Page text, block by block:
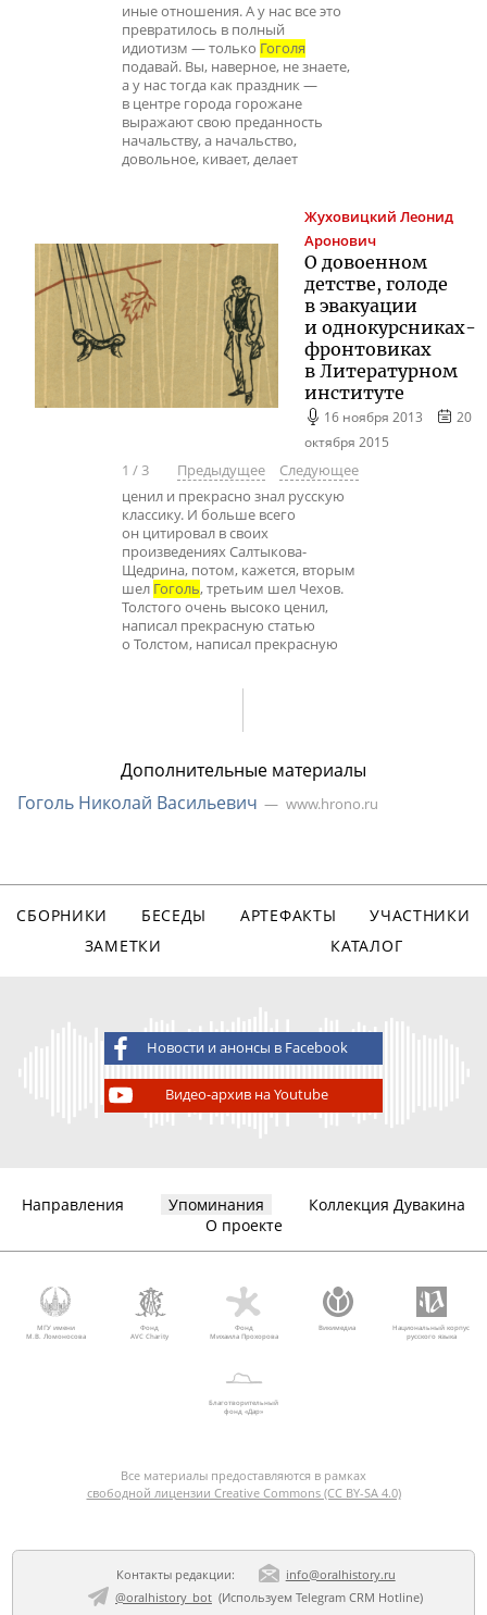
иные отношения. А у нас все это
превратилось в полный
идиотизм — только Гоголя
подавай. Вы, наверное, не знаете,
а у нас тогда как праздник —
в центре города горожане
выражают свою преданность
начальству, а начальство,
довольное, кивает, делает
Жуховицкий Леонид
Аронович
О довоенном
детстве, голоде
в эвакуации
и однокурсниках-
фронтовиках
в Литературном
институте
16 ноября 2013
20
октября 2015
1 /3 Предыдущее
Следующее
ценил и прекрасно знал русскую
классику. И больше всего
он цитировал в своих
произведениях Салтыкова-
Щедрина, потом, кажется, вторым
шел Гоголь, третьим шел Чехов.
Толстого очень высоко ценил,
написал прекрасную статью
о Толстом, написал прекрасную
Дополнительные материалы
Гоголь Николай Васильевич
www.hrono.ru
СБОРНИКИ БЕСЕДЫ АРТЕФАКТЫ
УЧАСТНИКИ
ЗАМЕТКИ
КАТАЛОГ
Новости и анонсы в Facebook
Видео-архив на Youtube
Направления Упоминания
Коллекция Дувакина
О проекте
МГУ имени
М.В. Ломоносова
Фонд
AVC Charity
Фонд
Михаила Прохорова
Викимедиа
Национальный корпус
русского языка
Благотворительный
фонд «Дар»
Все материалы предоставляются в рамках
свободной лицензии Creative Commons (CC BY-SA 4.0)
Контакты редакции:
info@oralhistory.ru
@oralhistory_bot(Используем Telegram CRM Hotline)